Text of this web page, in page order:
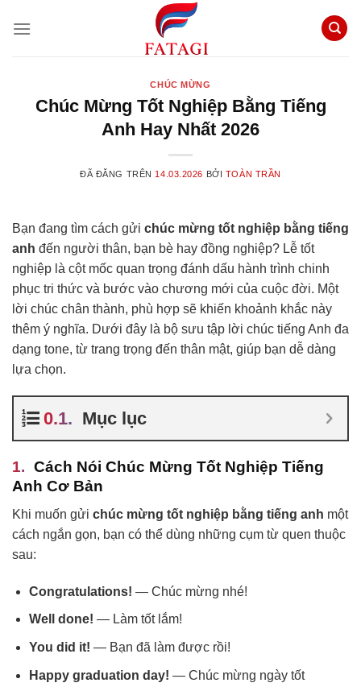
đến
CHÚC MỪNG
Chúc Mừng Tốt Nghiệp Bằng Tiếng
Anh Hay Nhất 2026
ĐÃ ĐĂNG TRÊN 14.03.2026 BỞI TOÀN TRẦN
Bạn đang tìm cách gửi chúc mừng tốt nghiệp bằng tiếng
anh đến người thân, bạn bè hay đồng nghiệp? Lễ tốt
nghiệp là cột mốc quan trọng đánh dấu hành trình chinh
phục tri thức và bước vào chương mới của cuộc đời. Một
lời chúc chân thành, phù hợp sẽ khiến khoảnh khắc này
thêm ý nghĩa. Dưới đây là bộ sưu tập lời chúc tiếng Anh đa
dạng tone, từ trang trọng đến thân mật, giúp bạn dễ dàng
lựa chọn.
Mục lục
Cách Nói Chúc Mừng Tốt Nghiệp Tiếng
Anh Cơ Bản
Khi muốn gửi chúc mừng tốt nghiệp bằng tiếng anh một
cách ngắn gọn, bạn có thể dùng những cụm từ quen thuộc
sau:
Congratulations! — Chúc mừng nhé!
Well done! — Làm tốt lắm!
You did it! — Bạn đã làm được rồi!
Happy graduation day! — Chúc mừng ngày tốt